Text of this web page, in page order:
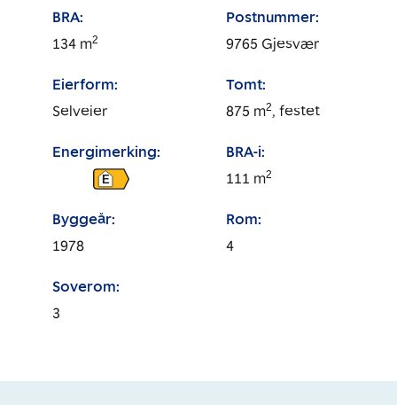
BRA:
134 m2
Postnummer:
9765 Gjesvær
Eierform:
Selveier
Tomt:
875 m2, festet
Energimerking:
E
BRA-i:
111 m2
Byggeår:
1978
Rom:
4
Soverom:
3